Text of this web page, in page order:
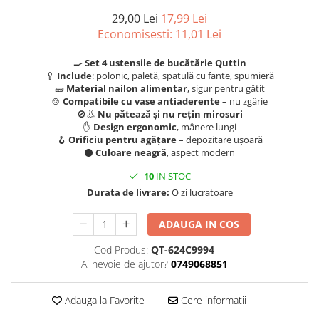
29,00 Lei 17,99 Lei
Economisesti: 11,01 Lei
🍳Set 4 ustensile de bucătărie Quttin
🥄 Include: polonic, paletă, spatulă cu fante, spumieră
🧱 Material nailon alimentar, sigur pentru gătit
🍲 Compatibile cu vase antiaderente– nu zgârie
🚫👃 Nu pătează și nu rețin mirosuri
✋ Design ergonomic, mânere lungi
🪝 Orificiu pentru agățare– depozitare ușoară
⚫ Culoare neagră, aspect modern
10IN STOC
Durata de livrare: O zi lucratoare
ADAUGA IN COS
Cod Produs: QT-624C9994
Ai nevoie de ajutor? 0749068851
Adauga la Favorite Cere informatii